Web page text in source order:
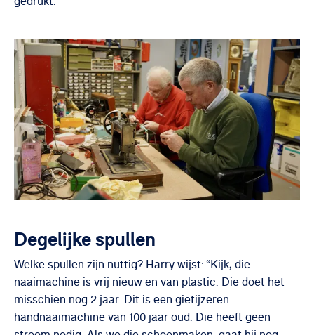
Degelijke spullen
Welke spullen zijn nuttig? Harry wijst: “Kijk, die
naaimachine is vrij nieuw en van plastic. Die doet het
misschien nog 2 jaar. Dit is een gietijzeren
handnaaimachine van 100 jaar oud. Die heeft geen